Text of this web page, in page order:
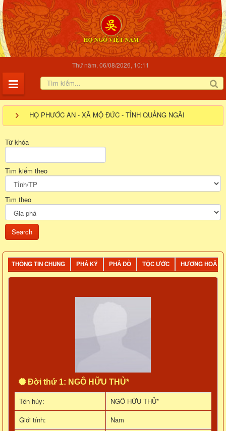
Thứ năm, 06/08/2026, 10:11
HỌ PHƯỚC AN - XÃ MỘ ĐỨC - TỈNH QUẢNG NGÃI
Từ khóa
Tìm kiếm theo
Tìm theo
THÔNG TIN CHUNG PHẢ KÝ PHẢ ĐỒ TỘC ƯỚC HƯƠNG HOẢ
Đời thứ 1: NGÔ HỮU THỦ*
Tên húy:
NGÔ HỮU THỦ*
Giới tính:
Nam